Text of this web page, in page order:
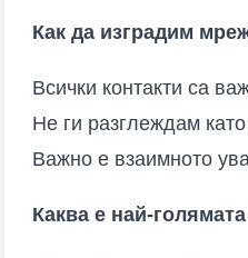
Как да изградим
Всички контакти са
Не ги разглеждам
Важно е взаимното
Каква е най-